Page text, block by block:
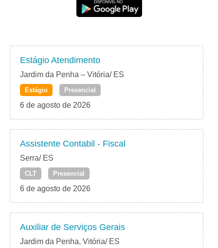
Estágio Atendimento
Jardim da Penha – Vitória/ ES
Estágio Presencial
6 de agosto de 2026
Assistente Contabil - Fiscal
Serra/ ES
CLT Presencial
6 de agosto de 2026
Auxiliar de Serviços Gerais
Jardim da Penha, Vitória/ ES